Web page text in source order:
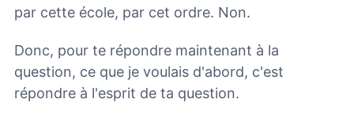
par cette école, par cet ordre. Non.
Donc, pour te répondre maintenant à la
question, ce que je voulais d'abord, c'est
répondre à l'esprit de ta question.